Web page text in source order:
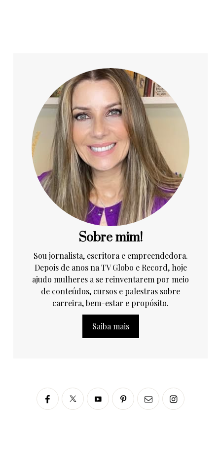
Sobre mim!
Sou jornalista, escritora e empreendedora.
Depois de anos na TV Globo e Record, hoje
ajudo mulheres a se reinventarem por meio
de conteúdos, cursos e palestras sobre
carreira, bem-estar e propósito.
Saiba mais